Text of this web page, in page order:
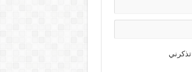
تذكرني